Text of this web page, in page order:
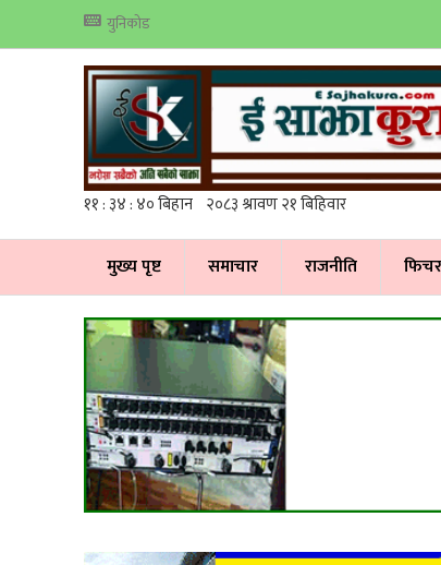
युनिकोड
मुख्य पृष्ट समाचार राजनीति फिचर